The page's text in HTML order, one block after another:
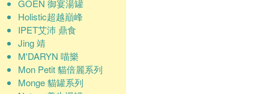
GOEN 御宴湯罐
Holistic超越巔峰
IPET艾沛 鼎食
Jing 靖
M'DARYN 喵樂
Mon Petit 貓倍麗系列
Monge 貓罐系列